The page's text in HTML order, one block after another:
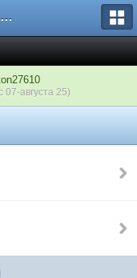
Форум игрового проекта Riverrise
07-августа 25)